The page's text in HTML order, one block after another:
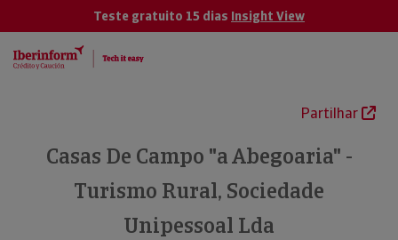
Teste gratuito 15 dias Insight View
Partilhar
Casas De Campo "a Abegoaria" -
Turismo Rural, Sociedade
Unipessoal Lda